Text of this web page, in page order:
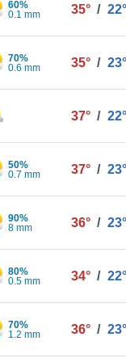
60%
0.1 mm
35° / 22°
70%
0.6 mm
35° / 23°
37° / 22°
50%
0.7 mm
37° / 23°
90%
8 mm
36° / 23°
80%
0.5 mm
34° / 22°
70%
1.2 mm
36° / 23°